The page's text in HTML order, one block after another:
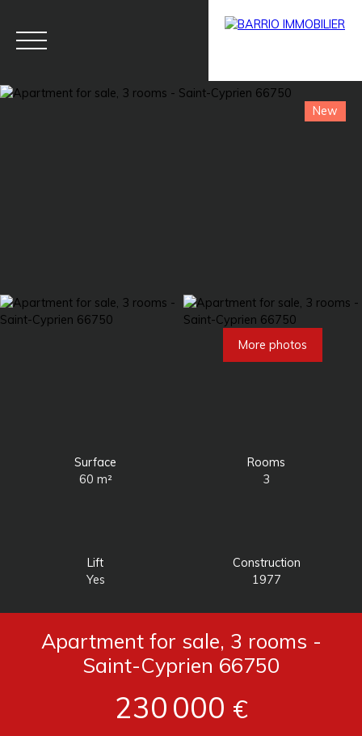
New
More photos
Surface
60 m²
Rooms
3
Lift
Yes
Construction
1977
Apartment for sale, 3 rooms -
Saint-Cyprien 66750
230 000 €